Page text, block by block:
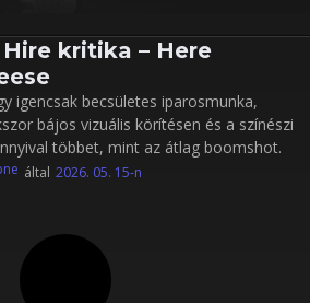
kritika – Here
igencsak becsületes iparosmunka,
bájos vizuális körítésen és a színészi
többet, mint az átlag boomshot.
által 2026. 05. 15-n